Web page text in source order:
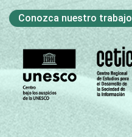
Conozca nuestro trabajo